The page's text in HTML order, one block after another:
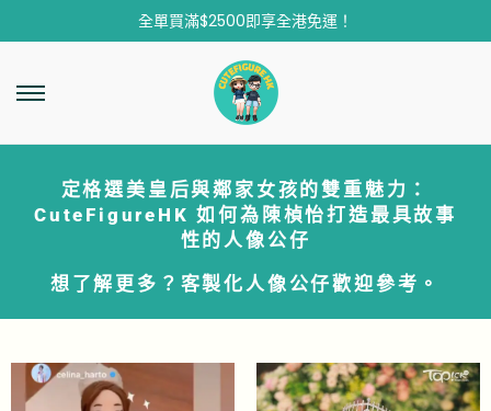
全單買滿$2500即享全港免運！
定格選美皇后與鄰家女孩的雙重魅力：
CuteFigureHK 如何為陳楨怡打造最具故事
性的人像公仔
想了解更多？ 客製化人像公仔歡迎參考。